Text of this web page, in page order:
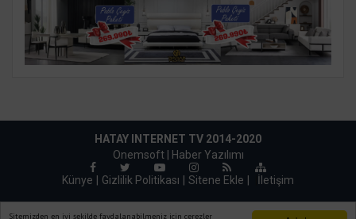
Sitemizden en iyi şekilde faydalanabilmeniz için çerezler
HATAY INTERNET TV 2014-2020
Onemsoft |
Haber Yazılımı
Künye
Gizlilik Politikası Sitene Ekle İletişim